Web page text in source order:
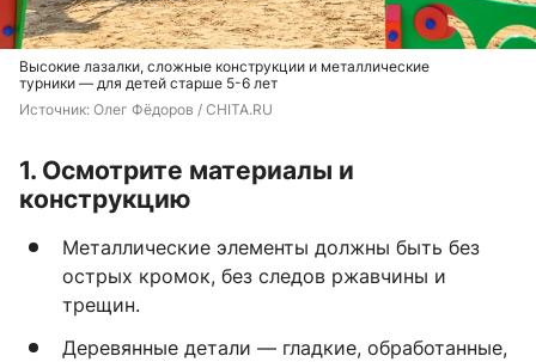
Высокие лазалки, сложные конструкции и металлические
турники — для детей старше 5-6 лет
Источник: Олег Фёдоров / CHITA.RU
1. Осмотрите материалы и
конструкцию
Металлические элементы должны быть без
острых кромок, без следов ржавчины и
трещин.
Деревянные детали — гладкие, обработанные,